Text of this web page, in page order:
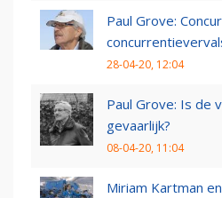
Paul Grove:
28-04-20, 12:04
Paul Grove: Is de
gevaarlijk?
08-04-20, 11:04
Miriam Kartman